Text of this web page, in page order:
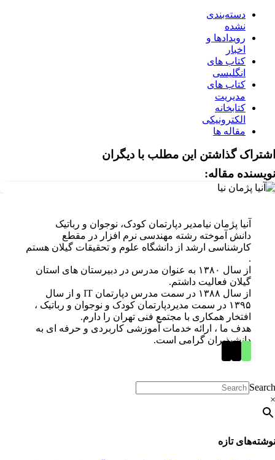
دسته‌بندی
نشده
رویدادها و
اخبار
کتاب های
انگلیسی
کتاب های
مدیریت
کتابخانه
الکترونیکی
مقاله ها
اشتراک گذاشتن این مطلب با دیگران
نویسنده مقاله:
آنیا پژمان نیامدیر دپارتمان کودک، نوجوان و رباتیک
دانش آموخته رشته مهندسی نرم افزار در مقطع
کارشناسی ارشد از دانشگاه علوم و تحقیقات گیلان هستم
.
از سال ۱۳۸۰ به عنوان مدرس در دبیرستان های استان
گیلان فعالیت داشتم.
از سال ۱۳۸۸ در سمت مدرس دپارتمان IT و از سال
۱۳۹۵ در سمت مدیردپارتمان کودک و نوجوان و رباتیک ،
افتخار همکاری با مجتمع فنی تهران را دارم.
هدف ما ، ارائه خدمات آموزشی کاربردی و حرفه ای به
دانشپذیران گرامی است.
Search
×
نوشته‌های تازه